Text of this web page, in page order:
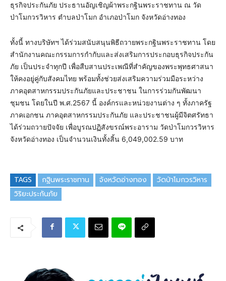
ธุรกิจประกันภัย ประธานอัญเชิญผ้าพระกฐินพระราชทาน ณ วัด
ป่าโมกวรวิหาร ตำบลป่าโมก อำเภอป่าโมก จังหวัดอ่างทอง
ทั้งนี้ ทางบริษัทฯ ได้ร่วมสนับสนุนพิธีถวายพระกฐินพระราชทาน โดย
สำนักงานคณะกรรมการกำกับและส่งเสริมการประกอบธุรกิจประกัน
ภัย เป็นประจำทุกปี เพื่อสืบสานประเพณีที่สำคัญของพระพุทธศาสนา
ให้คงอยู่คู่กับสังคมไทย พร้อมทั้งช่วยส่งเสริมความร่วมมือระหว่าง
ภาคอุตสาหกรรมประกันภัยและประชาชน ในการร่วมกันพัฒนา
ชุมชน โดยในปี พ.ศ.2567 นี้ องค์กรและหน่วยงานต่าง ๆ ทั้งภาครัฐ
ภาคเอกชน ภาคอุตสาหกรรมประกันภัย และประชาชนผู้มีจิตศรัทธา
ได้ร่วมถวายปัจจัย เพื่อบูรณปฏิสังขรณ์พระอาราม วัดป่าโมกวรวิหาร
จังหวัดอ่างทอง เป็นจำนวนเงินทั้งสิ้น 6,049,002.59 บาท
TAGS กฐินพระราชทาน จังหวัดอ่างทอง
วัดป่าโมกวรวิหาร
วิริยะประกันภัย